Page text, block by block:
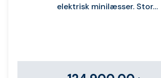
elektrisk minilæsser. Stor…